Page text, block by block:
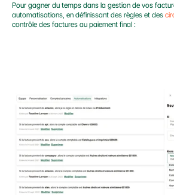
Pour gagner du temps dans la gestion de vos
automatisations, en définissant des règles et des
contrôle des factures au paiement final :